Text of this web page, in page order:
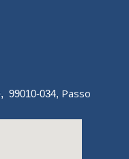
99010-034, Passo